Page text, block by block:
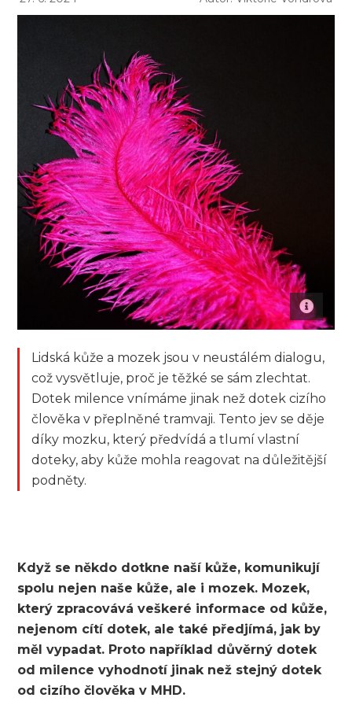
Lidská kůže a mozek jsou v neustálém dialogu,
což vysvětluje, proč je těžké se sám zlechtat.
Dotek milence vnímáme jinak než dotek cizího
člověka v přeplněné tramvaji. Tento jev se děje
díky mozku, který předvídá a tlumí vlastní
doteky, aby kůže mohla reagovat na důležitější
podněty.
Když se někdo dotkne naší kůže, komunikují
spolu nejen naše kůže, ale i mozek. Mozek,
který zpracovává veškeré informace od kůže,
nejenom cítí dotek, ale také předjímá, jak by
měl vypadat. Proto například důvěrný dotek
od milence vyhodnotí jinak než stejný dotek
od cizího člověka v MHD.